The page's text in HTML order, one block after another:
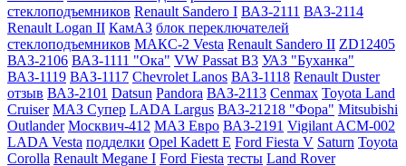
стеклоподъемников Renault Sandero I ВАЗ-2111 ВАЗ-2114
Renault Logan II КамАЗ блок переключателей
стеклоподъемников МАКС-2 Vesta Renault Sandero II ZD12405
ВАЗ-2106 ВАЗ-1111 "Ока" VW Passat B3 УАЗ "Буханка"
ВАЗ-1119 ВАЗ-1117 Chevrolet Lanos ВАЗ-1118 Renault Duster
отзыв ВАЗ-2101 Datsun Pandora ВАЗ-2113 Cenmax Toyota Land
Cruiser МАЗ Супер LADA Largus ВАЗ-21218 "Фора" Mitsubishi
Outlander Москвич-412 МАЗ Евро ВАЗ-2191 Vigilant ACM-002
LADA Vesta подделки Opel Kadett E Ford Fiesta V Saturn Toyota
Corolla Renault Megane I Ford Fiesta тесты Land Rover